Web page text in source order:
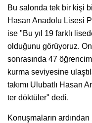
Bu salonda tek bir kişi
Hasan Anadolu Lisesi
ise "Bu yıl 19 farklı
olduğunu görüyoruz.
sonrasında 47
kurma seviyesine
takımı Ulubatlı Hasan
ter döktüler" dedi.
Konuşmaların